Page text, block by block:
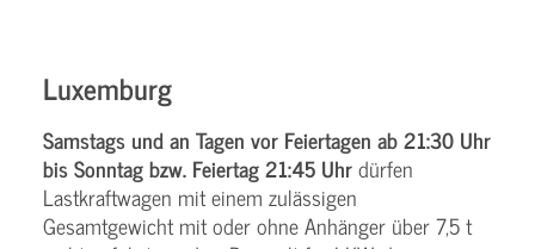
Luxemburg
Samstags und an Tagen vor Feiertagen ab 21:30 Uhr
bis Sonntag bzw. Feiertag 21:45 Uhrdürfen
Lastkraftwagen mit einem zulässigen
Gesamtgewicht mit oder ohne Anhänger über 7,5 t